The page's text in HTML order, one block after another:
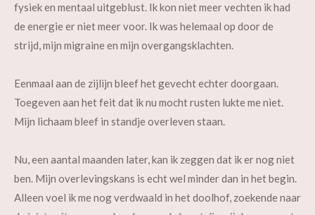
fysiek en mentaal uitgeblust. Ik kon niet meer vechten ik had
de energie er niet meer voor. Ik was helemaal op door de
strijd, mijn migraine en mijn overgangsklachten.
Eenmaal aan de zijlijn bleef het gevecht echter doorgaan.
Toegeven aan het feit dat ik nu mocht rusten lukte me niet.
Mijn lichaam bleef in standje overleven staan.
Nu, een aantal maanden later, kan ik zeggen dat ik er nog niet
ben. Mijn overlevingskans is echt wel minder dan in het begin.
Alleen voel ik me nog verdwaald in het doolhof, zoekende naar